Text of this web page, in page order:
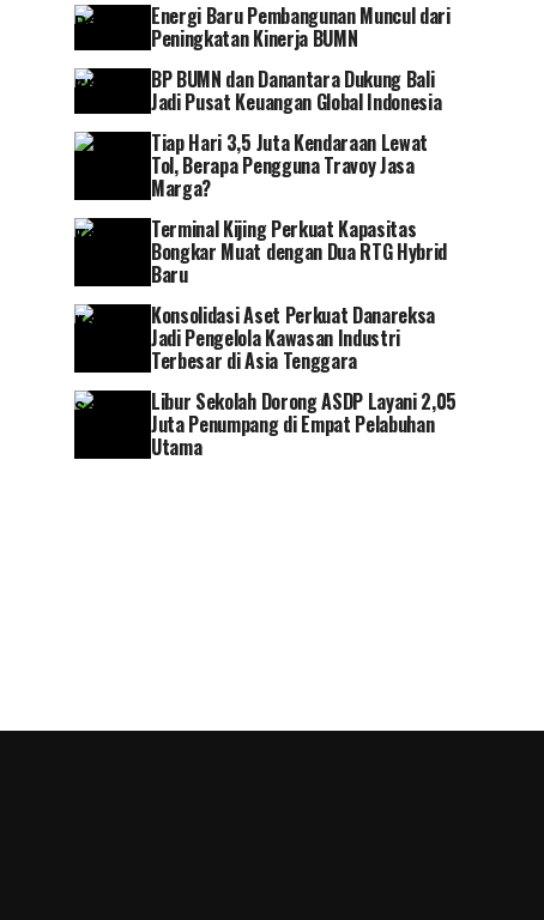
Energi Baru Pembangunan Muncul dari
Peningkatan Kinerja BUMN
BP BUMN dan Danantara Dukung Bali
Jadi Pusat Keuangan Global Indonesia
Tiap Hari 3,5 Juta Kendaraan Lewat
Tol, Berapa Pengguna Travoy Jasa
Marga?
Terminal Kijing Perkuat Kapasitas
Bongkar Muat dengan Dua RTG Hybrid
Baru
Konsolidasi Aset Perkuat Danareksa
Jadi Pengelola Kawasan Industri
Terbesar di Asia Tenggara
Libur Sekolah Dorong ASDP Layani 2,05
Juta Penumpang di Empat Pelabuhan
Utama